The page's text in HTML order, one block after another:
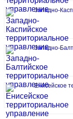
Западно-
Западно-
Енисейское